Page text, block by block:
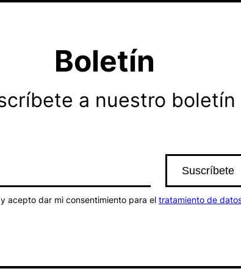
Boletín
a nuestro boletín
acepto dar mi consentimiento para el tratamiento de